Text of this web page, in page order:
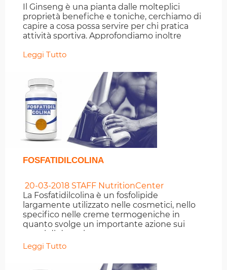
Il Ginseng è una pianta dalle molteplici
proprietà benefiche e toniche, cerchiamo di
capire a cosa possa servire per chi pratica
attività sportiva. Approfondiamo inoltre
Leggi Tutto
FOSFATIDILCOLINA
20-03-2018 STAFF NutritionCenter
La Fosfatidilcolina è un fosfolipide
largamente utilizzato nelle cosmetici, nello
specifico nelle creme termogeniche in
quanto svolge un importante azione sui
grassi di deposito.
Leggi Tutto